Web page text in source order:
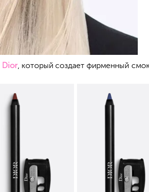
Dior, который создает фирменный